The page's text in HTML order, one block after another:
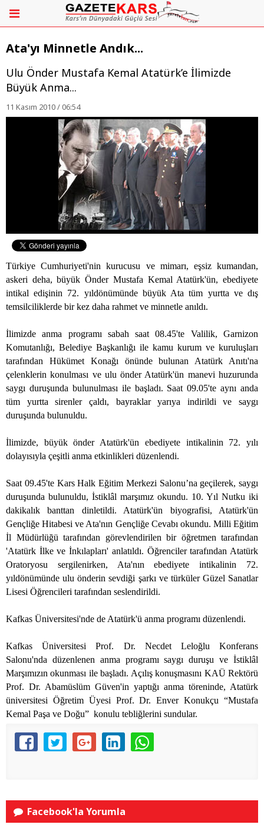
Ata'yı Minnetle Andık...
Ulu Önder Mustafa Kemal Atatürk’e İlimizde
Büyük Anma...
11 Kasım 2010 / 06:54
Türkiye Cumhuriyeti'nin kurucusu ve mimarı, eşsiz kumandan,
askeri deha, büyük Önder Mustafa Kemal Atatürk'ün, ebediyete
intikal edişinin 72. yıldönümünde büyük Ata tüm yurtta ve dış
temsilciliklerde bir kez daha rahmet ve minnetle anıldı.
İlimizde anma programı sabah saat 08.45'te Valilik, Garnizon
Komutanlığı, Belediye Başkanlığı ile kamu kurum ve kuruluşları
tarafından Hükümet Konağı önünde bulunan Atatürk Anıtı'na
çelenklerin konulması ve ulu önder Atatürk'ün manevi huzurunda
saygı duruşunda bulunulması ile başladı. Saat 09.05'te aynı anda
tüm yurtta sirenler çaldı, bayraklar yarıya indirildi ve saygı
duruşunda bulunuldu.
İlimizde, büyük önder Atatürk'ün ebediyete intikalinin 72. yılı
dolayısıyla çeşitli anma etkinlikleri düzenlendi.
Saat 09.45'te Kars Halk Eğitim Merkezi Salonu’na geçilerek, saygı
duruşunda bulunuldu, İstiklâl marşımız okundu. 10. Yıl Nutku iki
dakikalık banttan dinletildi. Atatürk'ün biyografisi, Atatürk'ün
Gençliğe Hitabesi ve Ata'nın Gençliğe Cevabı okundu. Milli Eğitim
İl Müdürlüğü tarafından görevlendirilen bir öğretmen tarafından
'Atatürk İlke ve İnkılapları' anlatıldı. Öğrenciler tarafından Atatürk
Oratoryosu sergilenirken, Ata'nın ebediyete intikalinin 72.
yıldönümünde ulu önderin sevdiği şarkı ve türküler Güzel Sanatlar
Lisesi Öğrencileri tarafından seslendirildi.
Kafkas Üniversitesi'nde de Atatürk'ü anma programı düzenlendi.
Kafkas Üniversitesi Prof. Dr. Necdet Leloğlu Konferans
Salonu'nda düzenlenen anma programı saygı duruşu ve İstiklâl
Marşımızın okunması ile başladı. Açılış konuşmasını KAÜ Rektörü
Prof. Dr. Abamüslüm Güven'in yaptığı anma töreninde, Atatürk
üniversitesi Öğretim Üyesi Prof. Dr. Enver Konukçu “Mustafa
Kemal Paşa ve Doğu” konulu tebliğlerini sundular.
Facebook'la Yorumla